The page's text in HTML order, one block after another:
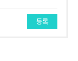
등록